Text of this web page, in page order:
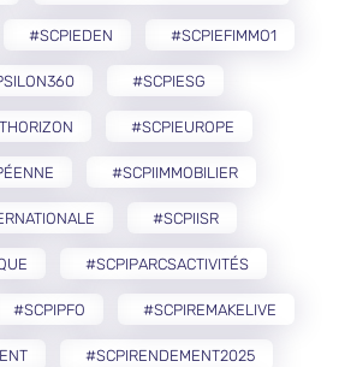
#SCPIEDEN #SCPIEFIMMO1
#SCPIESG
#SCPIEUROPE
#SCPIIMMOBILIER
#SCPIISR
#SCPIPARCSACTIVITÉS
#SCPIPFO #SCPIREMAKELIVE
#SCPIRENDEMENT2025